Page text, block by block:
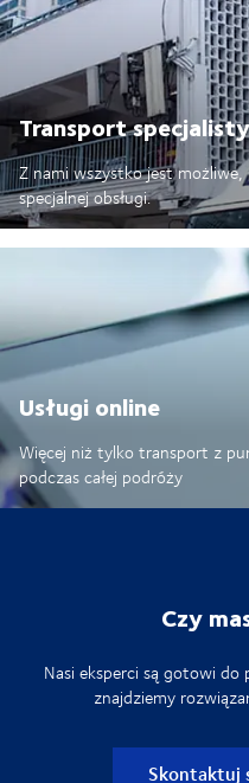
Transport
Z nami wszystko jest
specjalnej obsługi.
Usługi online
Więcej niż tylko transport z
podczas całej podróży
Czy
Nasi eksperci są gotowi
znajdziemy
Skontaktuj